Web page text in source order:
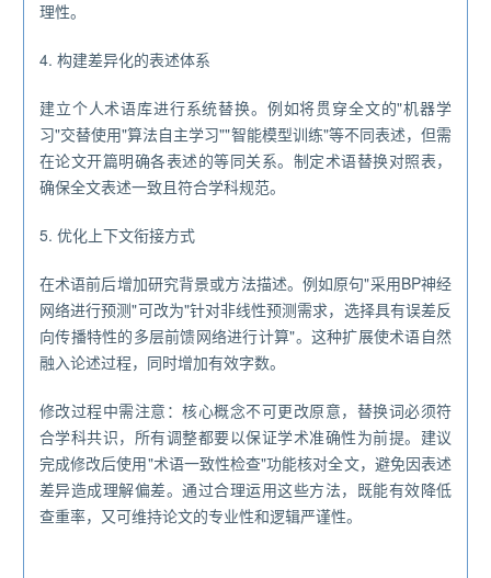
理性。
4. 构建差异化的表述体系
建立个人术语库进行系统替换。例如将贯穿全文的"机器学
习"交替使用"算法自主学习""智能模型训练"等不同表述，但需
在论文开篇明确各表述的等同关系。制定术语替换对照表，
确保全文表述一致且符合学科规范。
5. 优化上下文衔接方式
在术语前后增加研究背景或方法描述。例如原句"采用BP神经
网络进行预测"可改为"针对非线性预测需求，选择具有误差反
向传播特性的多层前馈网络进行计算"。这种扩展使术语自然
融入论述过程，同时增加有效字数。
修改过程中需注意：核心概念不可更改原意，替换词必须符
合学科共识，所有调整都要以保证学术准确性为前提。建议
完成修改后使用"术语一致性检查"功能核对全文，避免因表述
差异造成理解偏差。通过合理运用这些方法，既能有效降低
查重率，又可维持论文的专业性和逻辑严谨性。